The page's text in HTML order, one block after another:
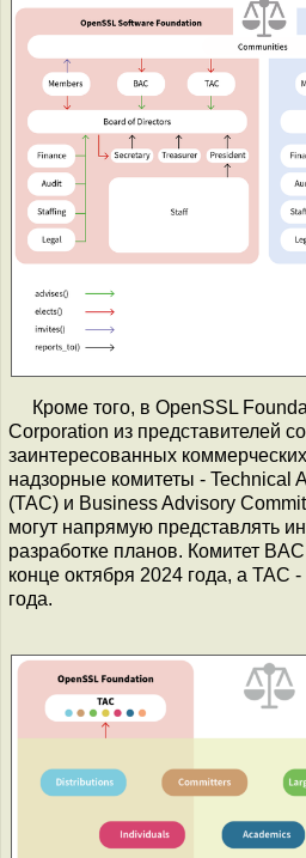
Кроме того, в OpenSSL
Corporation из представителей
заинтересованных
надзорные комитеты - Technical
(TAC) и Business Advisory
могут напрямую представлять
разработке планов. Комитет
конце октября 2024 года, а TAC
года.